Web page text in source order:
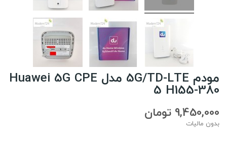
مودم 5G/TD-LTE مدل Huawei 5G CPE
5 H155-380
9,450,000 تومان
بدون مالیات